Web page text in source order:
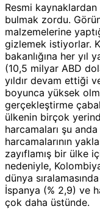
Resmi
bulmak zordu.
malzemelerine
gizlemek istiyorlar.
bakanlığına her yıl
(10,5 milyar ABD
yıldır devam ettiği
boyunca yüksek
gerçekleştirme
ülkenin birçok
harcamaları şu
harcamalarının
zayıflamış bir ülke
nedeniyle,
dünya
İspanya (% 2,9) ve
çok daha üstünde.